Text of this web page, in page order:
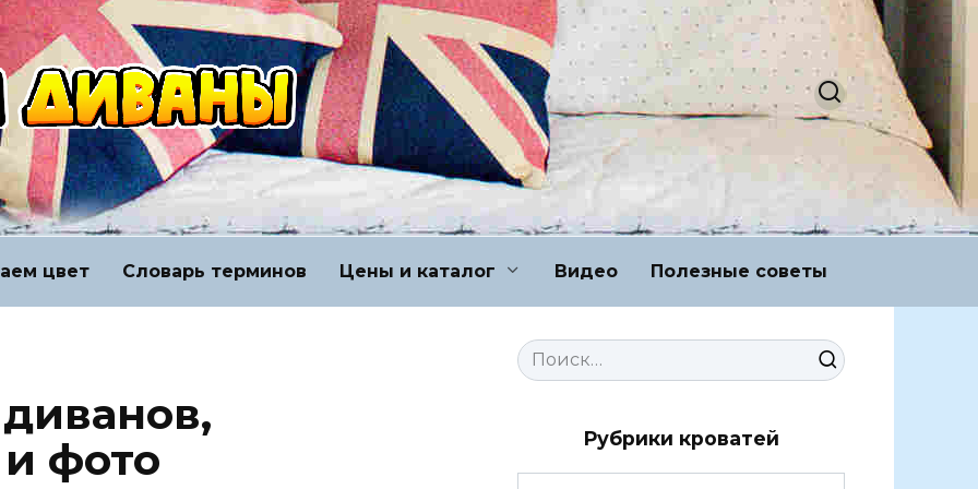
цвет Словарь терминов Цены и каталог Видео Полезные советы
фото
Search
for:
Рубрики кроватей